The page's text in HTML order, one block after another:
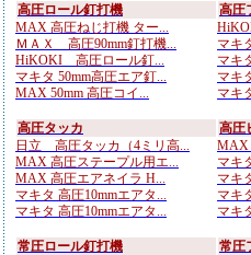
高圧ロール釘打機
MAX 高圧ねじ打機 ター...
ＭＡＸ 高圧90mm釘打機...
HiKOKI 高圧ロール釘...
マキタ 50mm高圧エア釘...
MAX 50mm 高圧コイ...
高圧
マキ
マキ
マキ
マキ
高圧タッカ
日立 高圧タッカ（4ミリ高...
MAX 高圧ステープル用エ...
MAX 高圧エアネイラ H...
マキタ 高圧10mmエアタ...
マキタ 高圧10mmエアタ...
高圧
MAX
マキ
マキ
マキ
マキ
常圧ロール釘打機
常圧